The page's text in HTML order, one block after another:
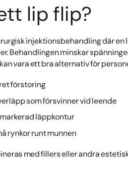
lip flip?
injektionsbehandling där
Behandlingen minskar
vara ett bra alternativ för
förstoring
som försvinner vid leende
läppkontur
rynkor runt munnen
med fillers eller andra